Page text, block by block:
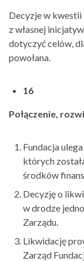
Decyzje w kwestii
z własnej
dotyczyć celów,
powołana.
16
Połączenie,
Fundacja
których
środków
Decyzję o
w drodze
Zarządu.
Likwidację
Zarząd